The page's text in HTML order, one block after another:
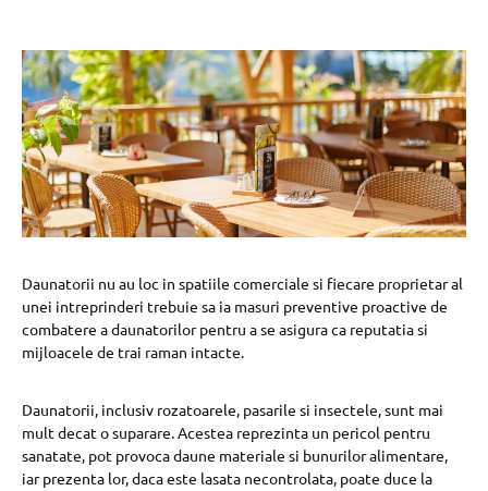
Daunatorii nu au loc in spatiile comerciale si fiecare proprietar al
unei intreprinderi trebuie sa ia masuri preventive proactive de
combatere a daunatorilor pentru a se asigura ca reputatia si
mijloacele de trai raman intacte.
Daunatorii, inclusiv rozatoarele, pasarile si insectele, sunt mai
mult decat o suparare. Acestea reprezinta un pericol pentru
sanatate, pot provoca daune materiale si bunurilor alimentare,
iar prezenta lor, daca este lasata necontrolata, poate duce la